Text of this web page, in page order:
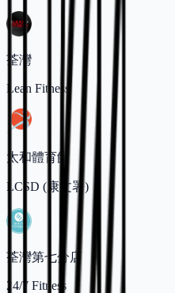
荃灣
Lean Fitness
太和體育館
LCSD (康文署)
荃灣第七分店
24/7 Fitness